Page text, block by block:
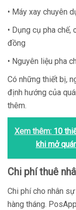
• Máy xay chuyên
• Dụng cụ pha chế,
đồng
• Nguyên liệu pha
Có những thiết bị,
định hướng của
thêm.
Xem thêm: 10
khi mở
Chi phí thuê
Chi phí cho nhân
hàng tháng.